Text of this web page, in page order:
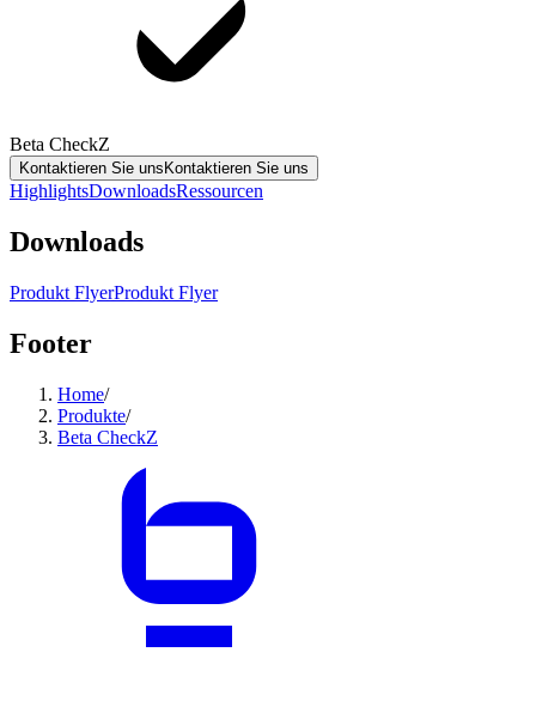
Beta CheckZ
Kontaktieren Sie uns Kontaktieren Sie uns
HighlightsDownloadsRessourcen
Downloads
Produkt FlyerProdukt Flyer
Footer
Home/
Produkte/
Beta CheckZ